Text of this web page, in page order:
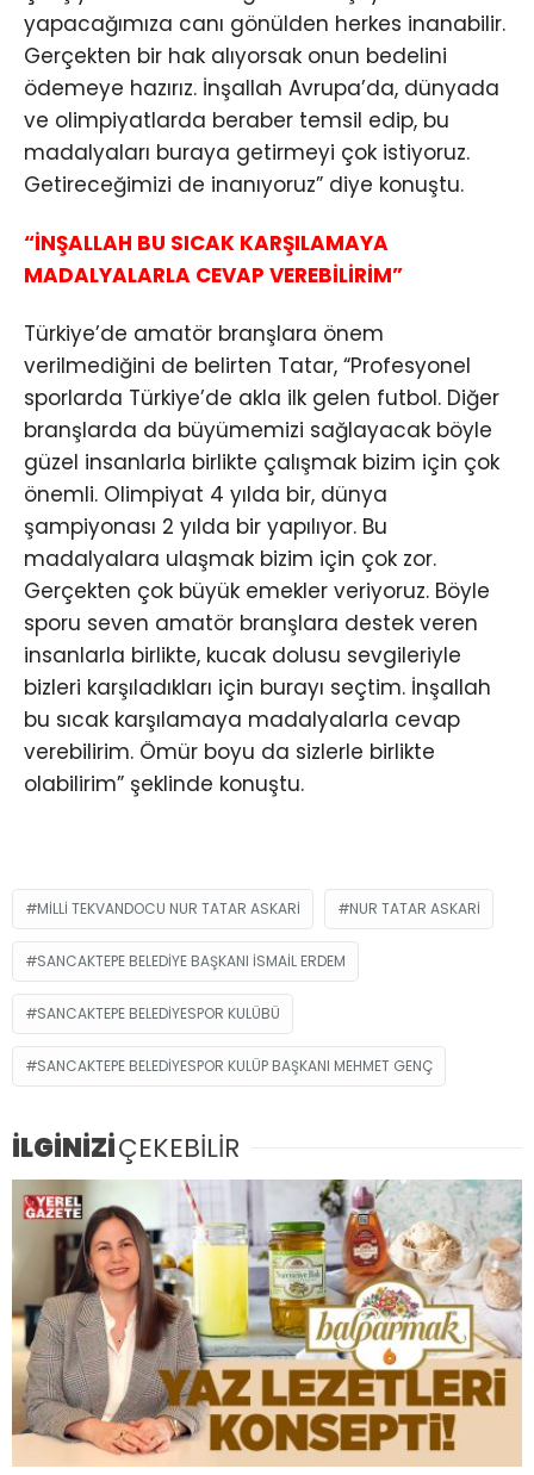
yapacağımıza canı gönülden herkes inanabilir.
Gerçekten bir hak alıyorsak onun bedelini
ödemeye hazırız. İnşallah Avrupa’da, dünyada
ve olimpiyatlarda beraber temsil edip, bu
madalyaları buraya getirmeyi çok istiyoruz.
Getireceğimizi de inanıyoruz” diye konuştu.
“İNŞALLAH BU SICAK KARŞILAMAYA
MADALYALARLA CEVAP VEREBİLİRİM”
Türkiye’de amatör branşlara önem
verilmediğini de belirten Tatar, “Profesyonel
sporlarda Türkiye’de akla ilk gelen futbol. Diğer
branşlarda da büyümemizi sağlayacak böyle
güzel insanlarla birlikte çalışmak bizim için çok
önemli. Olimpiyat 4 yılda bir, dünya
şampiyonası 2 yılda bir yapılıyor. Bu
madalyalara ulaşmak bizim için çok zor.
Gerçekten çok büyük emekler veriyoruz. Böyle
sporu seven amatör branşlara destek veren
insanlarla birlikte, kucak dolusu sevgileriyle
bizleri karşıladıkları için burayı seçtim. İnşallah
bu sıcak karşılamaya madalyalarla cevap
verebilirim. Ömür boyu da sizlerle birlikte
olabilirim” şeklinde konuştu.
MILLI TEKVANDOCU NUR TATAR ASKARI NUR TATAR ASKARI
SANCAKTEPE BELEDIYE BAŞKANI İSMAIL ERDEM
SANCAKTEPE BELEDIYESPOR KULÜBÜ
SANCAKTEPE BELEDIYESPOR KULÜP BAŞKANI MEHMET GENÇ
İLGİNİZİÇEKEBİLİR